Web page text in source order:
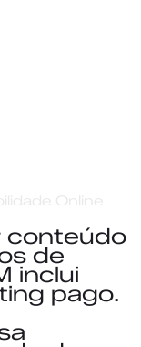
conteúdo
de
inclui
pago.